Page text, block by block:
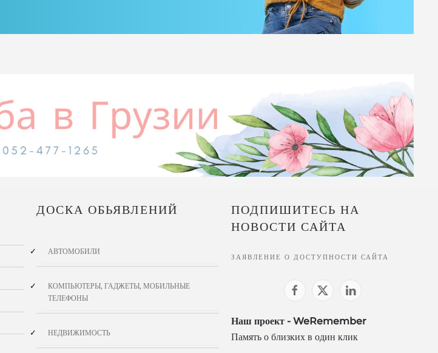
ДОСКА ОБЬЯВЛЕНИЙ
АВТОМОБИЛИ
КОМПЬЮТЕРЫ, ГАДЖЕТЫ, МОБИЛЬНЫЕ
ТЕЛЕФОНЫ
НЕДВИЖИМОСТЬ
ПОДПИШИТЕСЬ НА
НОВОСТИ САЙТА
ЗАЯВЛЕНИЕ О ДОСТУПНОСТИ САЙТА
Наш проект - WeRemember
Память о близких в один клик